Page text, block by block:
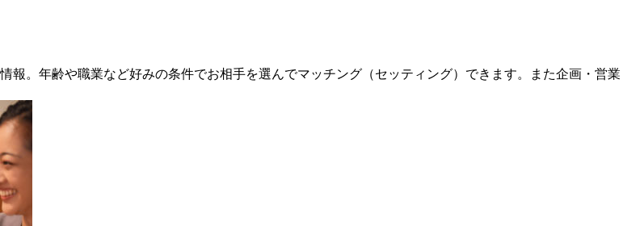
。年齢や職業など好みの条件でお相手を選んでマッチング（セッティング）できます。また企画・営業